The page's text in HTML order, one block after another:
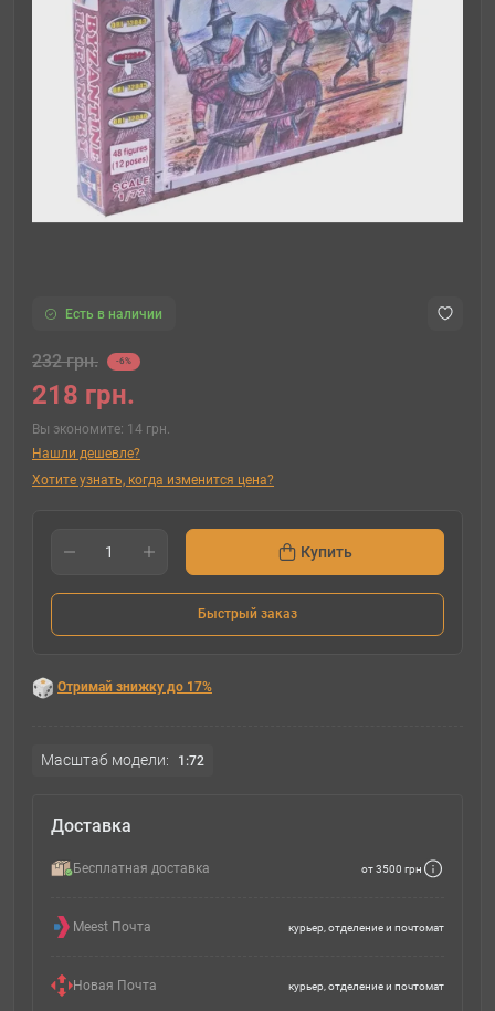
Есть в наличии
232 грн. -6%
218 грн.
Вы экономите: 14 грн.
Нашли дешевле?
Хотите узнать, когда изменится цена?
Купить
Быстрый заказ
Отримай знижку до 17%
Масштаб модели: 1:72
Доставка
Бесплатная доставка от 3500 грн
Meest Почта курьер, отделение и почтомат
Новая Почта курьер, отделение и почтомат